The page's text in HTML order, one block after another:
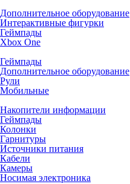
Дополнительное оборудование
Интерактивные фигурки
Геймпады
Xbox One
Геймпады
Дополнительное оборудование
Рули
Мобильные
Накопители информации
Геймпады
Колонки
Гарнитуры
Источники питания
Кабели
Камеры
Носимая электроника